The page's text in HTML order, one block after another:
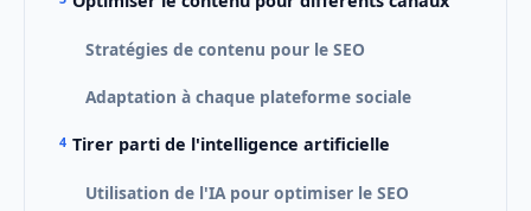
Stratégies de contenu pour le SEO
Adaptation à chaque plateforme sociale
Tirer parti de l'intelligence artificielle
Utilisation de l'IA pour optimiser le SEO